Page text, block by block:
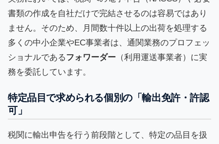
書類の作成を自社だけで完結させるのは容易ではあり
ません。そのため、月間数十件以上の出荷を処理する
多くの中小企業やEC事業者は、通関業務のプロフェッ
ショナルであるフォワーダー （利用運送事業者）に実
務を委託しています。
特定品目で求められる個別の「輸出免許・許認
可」
税関に輸出申告を行う前段階として、特定の品目を扱